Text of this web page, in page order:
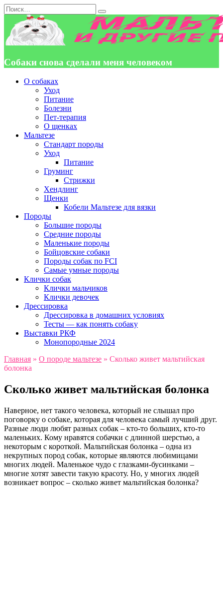
Перейти
к
содержанию
Search
for:
Собаки снова сделали меня человеком
О собаках
Уход
Питание
Болезни
Пет-терапия
О щенках
Мальтезе
Стандарт породы
Уход
Питание
Груминг
Стрижки
Хендлинг
Щенки
Кобели Мальтезе для вязки
Породы
Большие породы
Средние породы
Маленькие породы
Бойцовские собаки
Породы собак по FCI
Самые умные породы
Клички собак
Клички мальчиков
Клички девочек
Дрессировка
Дрессировка в домашних условиях
Тесты — как понять собаку
Выставки РКФ
Монопородные 2024
Главная » О породе мальтезе » Сколько живет мальтийская
болонка
Сколько живет мальтийская болонка
Наверное, нет такого человека, который не слышал про
поговорку о собаке, которая для человека самый лучший друг.
Разные люди любят разных собак – кто-то больших, кто-то
маленьких. Кому нравятся собачки с длинной шерстью, а
некоторым с короткой. Мальтийская болонка – одна из
некрупных пород собак, которые являются любимицами
многих людей. Маленькое чудо с глазками-бусинками –
многие хотят завести такую красоту. Но, у многих людей
возникает вопрос – сколько живет мальтийская болонка?